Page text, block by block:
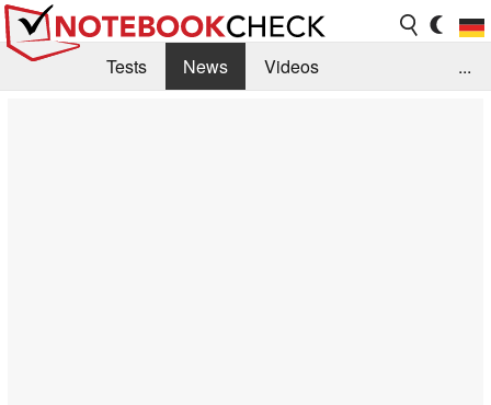
Tests News
Videos
...